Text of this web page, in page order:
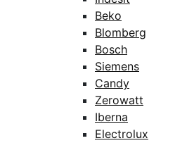
Beko
Blomberg
Bosch
Siemens
Candy
Zerowatt
Iberna
Electrolux